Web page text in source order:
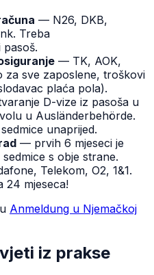
— N26, DKB,
Treba
pasoš.
— TK, AOK,
za sve zaposlene, troškovi
plaća pola).
D-vize iz pasoša u
u Ausländerbehörde.
unaprijed.
— prvih 6 mjeseci je
s obje strane.
Telekom, O2, 1&1.
24 mjeseca!
Anmeldung u Njemačkoj
iz prakse